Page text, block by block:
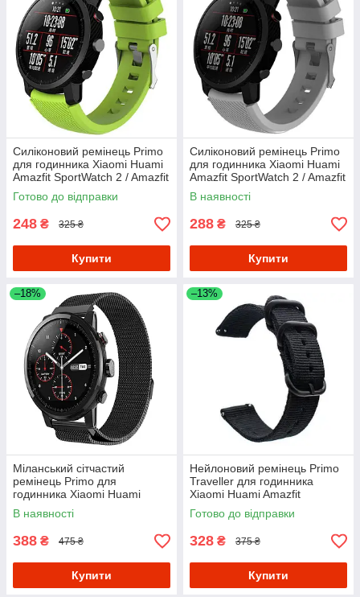
Силіконовий ремінець Primo
для годинника Xiaomi Huami
Amazfit SportWatch 2 / Amazfit
Stratos - Light Green
Готово до відправки
248 ₴ 325 ₴
Купити
Силіконовий ремінець Primo
для годинника Xiaomi Huami
Amazfit SportWatch 2 / Amazfit
Stratos - Grey
В наявності
288 ₴ 325 ₴
Купити
–18%
Міланський сітчастий
ремінець Primo для
годинника Xiaomi Huami
Amazfit SportWatch 2 / Amazfit
Stratos - Black
В наявності
388 ₴ 475 ₴
Купити
–13%
Нейлоновий ремінець Primo
Traveller для годинника
Xiaomi Huami Amazfit
SportWatch 2 / Amazfit Stratos
- Black
Готово до відправки
328 ₴ 375 ₴
Купити